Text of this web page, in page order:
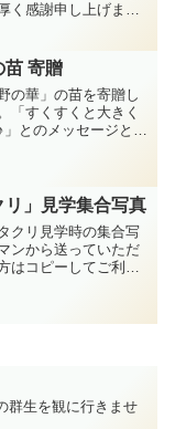
く感謝申し上げま
苗 寄贈
の華」の苗を寄贈し
「すくすくと大きく
とのメッセージとと
切に育てます。あり
。
リ」見学集合写真
クリ見学時の集合写
ンから送っていただ
はコピーしてご利用
群生を観に行きませ